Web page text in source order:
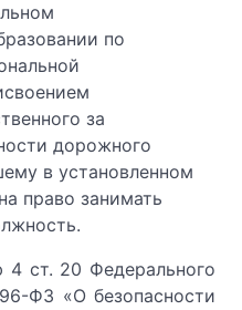
по
за
дорожного
в установленном
право занимать
4 ст. 20 Федерального
ФЗ «О безопасности